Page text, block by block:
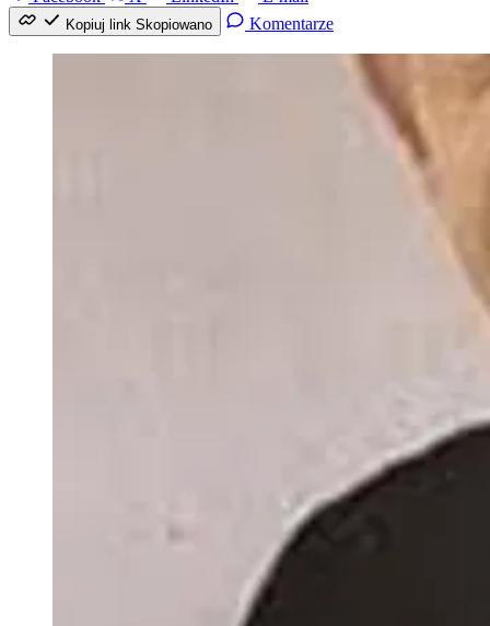
Kopiuj link Skopiowano Komentarze